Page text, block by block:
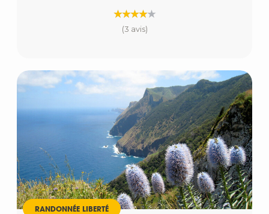
(3 avis)
RANDONNÉE LIBERTÉ